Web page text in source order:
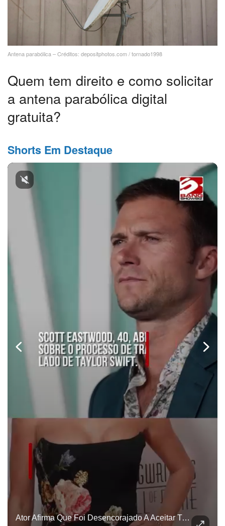
Antena parabólica – Créditos: depositphotos.com / tornado1998
Quem tem direito e como solicitar
a antena parabólica digital
gratuita?
Shorts Em Destaque
Ator Afirma Que Foi Desencorajado A Aceitar Trabalho Com Taylor Swift